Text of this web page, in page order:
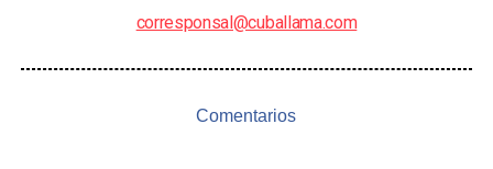
corresponsal@cuballama.com
Comentarios